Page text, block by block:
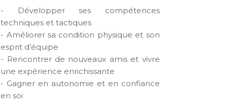
- Développer ses compétences
techniques et tactiques
- Améliorer sa condition physique et son
esprit d’équipe
- Rencontrer de nouveaux amis et vivre
une expérience enrichissante
- Gagner en autonomie et en confiance
en soi